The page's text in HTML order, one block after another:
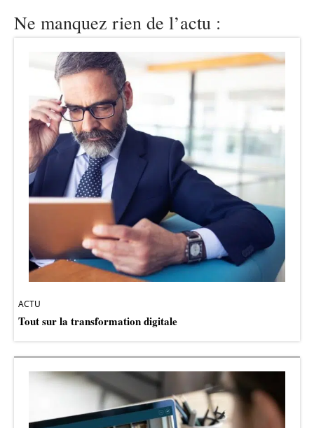
Ne manquez rien de l’actu :
ACTU
Tout sur la transformation digitale